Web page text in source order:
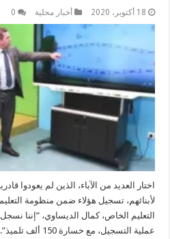
18 أكتوبر، 2020 أخبار محلية 0
اختار العديد من الآباء، الذين لم يعودوا
لأبنائهم، تسجيل هؤلاء ضمن منظومة
عملية التسجيل، مع